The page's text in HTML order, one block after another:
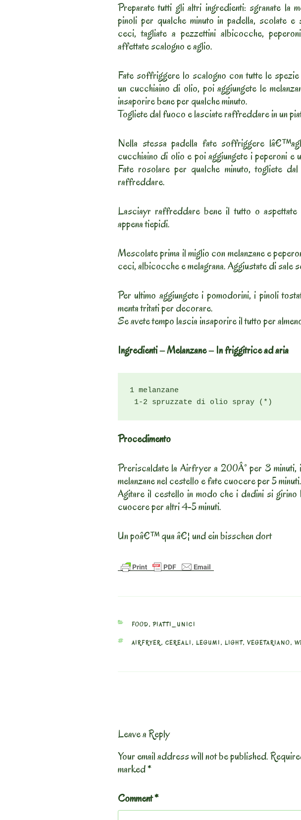
Preparate tutti gli altri ingredienti: sgranate la
pinoli per qualche minuto in padella, scolate e
ceci, tagliate a pezzettini albicocche,
affettate scalogno e aglio.
Fate soffriggere lo scalogno con tutte le spezie
un cucchiaino di olio, poi aggiungete le
insaporire bene per qualche minuto.
Togliete dal fuoco e lasciate raffreddare in un
Nella stessa padella fate soffriggere
cucchiaino di olio e poi aggiungete i peperoni
Fate rosolare per qualche minuto, togliete
raffreddare.
Lasciayr raffreddare bene il tutto o aspettate
appena tiepidi.
Mescolate prima il miglio con melanzane e
ceci, albicocche e melagrana. Aggiustate di sale
Per ultimo aggiungete i pomodorini, i pinoli
menta tritati per decorare.
Se avete tempo lascia insaporire il tutto per
Ingredienti – Melanzane – In friggitrice ad aria
1 melanzane
1-2 spruzzate di olio spray (*)
Procedimento
Preriscaldate la Airfryer a 200Â° per 3 minuti,
melanzane nel cestello e fate cuocere per 5 minuti.
Agitare il cestello in modo che i dadini si girino
cuocere per altri 4-5 minuti.
Un poâ€™ qua â€¦ und ein bisschen dort
CATEGORIES
FOOD,PIATTI_UNICI
TAGS
AIRFRYER, CEREALI , LEGUMI , LIGHT, VEGETARIANO,
Leave a Reply
Your email address will not be published.
marked*
Comment*